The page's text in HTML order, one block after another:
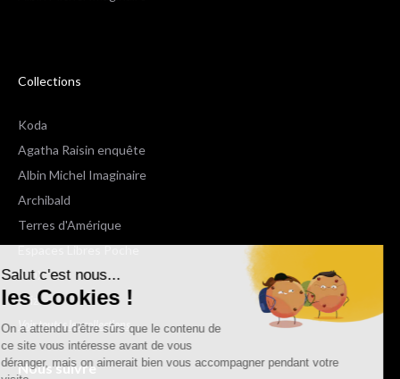
Salut c'est nous...
les Cookies !
On a attendu d'être sûrs que le contenu de
ce site vous intéresse avant de vous
déranger, mais on aimerait bien vous accompagner pendant votre
Collections
Koda
Agatha Raisin enquête
Albin Michel Imaginaire
Archibald
Terres d'Amérique
Espaces Libres Poche
NOX
Wiz
Voir toutes les collections
Nous suivre